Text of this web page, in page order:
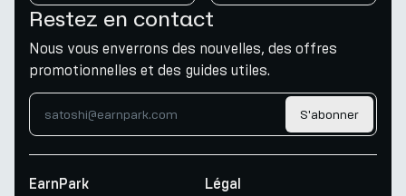
Restez en contact
Nous vous enverrons des nouvelles, des offres
promotionnelles et des guides utiles.
S'abonner
EarnPark Légal